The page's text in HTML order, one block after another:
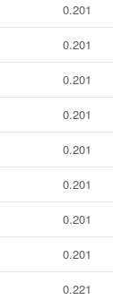
0.201
0.201
0.201
0.201
0.201
0.201
0.201
0.201
0.221